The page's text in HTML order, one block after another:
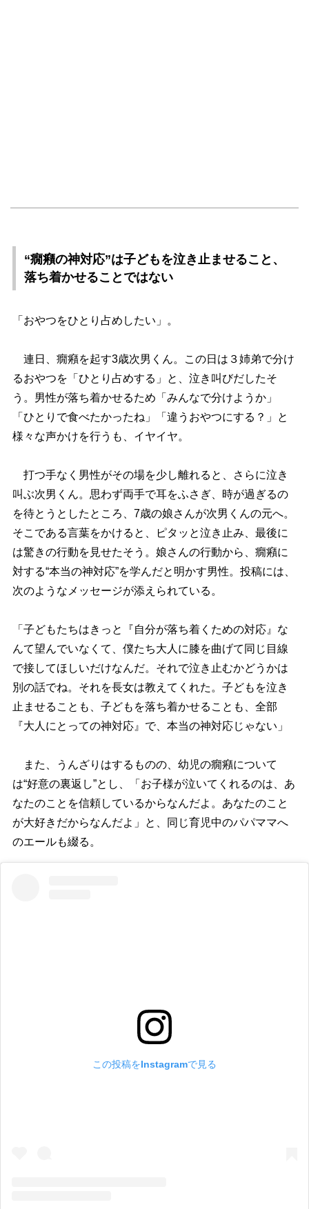
“癇癪の神対応”は子どもを泣き止ませること、
落ち着かせることではない
「おやつをひとり占めしたい」。
連日、癇癪を起す3歳次男くん。この日は３姉弟で分け
るおやつを「ひとり占めする」と、泣き叫びだしたそ
う。男性が落ち着かせるため「みんなで分けようか」
「ひとりで食べたかったね」「違うおやつにする？」と
様々な声かけを行うも、イヤイヤ。
打つ手なく男性がその場を少し離れると、さらに泣き
叫ぶ次男くん。思わず両手で耳をふさぎ、時が過ぎるの
を待とうとしたところ、7歳の娘さんが次男くんの元へ。
そこである言葉をかけると、ピタッと泣き止み、最後に
は驚きの行動を見せたそう。娘さんの行動から、癇癪に
対する“本当の神対応”を学んだと明かす男性。投稿には、
次のようなメッセージが添えられている。
「子どもたちはきっと『自分が落ち着くための対応』な
んて望んでいなくて、僕たち大人に膝を曲げて同じ目線
で接してほしいだけなんだ。それで泣き止むかどうかは
別の話でね。それを長女は教えてくれた。子どもを泣き
止ませることも、子どもを落ち着かせることも、全部
『大人にとっての神対応』で、本当の神対応じゃない」
また、うんざりはするものの、幼児の癇癪について
は“好意の裏返し”とし、「お子様が泣いてくれるのは、あ
なたのことを信頼しているからなんだよ。あなたのこと
が大好きだからなんだよ」と、同じ育児中のパパママへ
のエールも綴る。
この投稿をInstagramで見る